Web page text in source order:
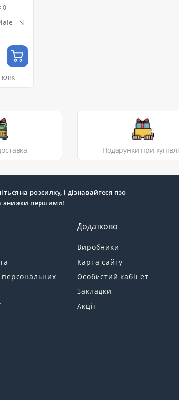
0
- N-
Подарунки при купівлі
на розсилку, і дізнавайтеся про
знижки першими!
Додатково
Виробники
Карта сайту
Особистий кабінет
Закладки
Акції